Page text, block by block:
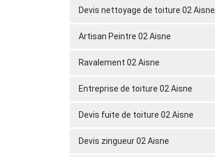
Devis nettoyage de toiture 02 Aisne
Artisan Peintre 02 Aisne
Ravalement 02 Aisne
Entreprise de toiture 02 Aisne
Devis fuite de toiture 02 Aisne
Devis zingueur 02 Aisne